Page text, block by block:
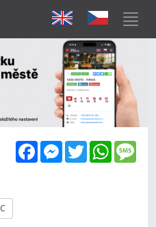
FacebookMessenger
Twitter